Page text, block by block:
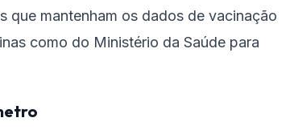
que mantenham os dados de vacinação
como do Ministério da Saúde para